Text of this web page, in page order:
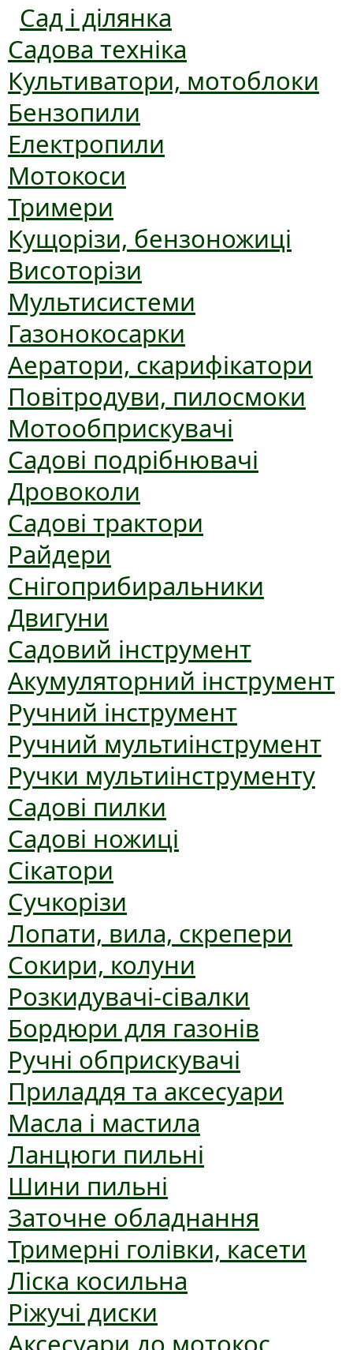
Сад і ділянка
Садова техніка
Культиватори, мотоблоки
Бензопили
Електропили
Мотокоси
Тримери
Кущорізи, бензоножиці
Висоторізи
Мультисистеми
Газонокосарки
Аератори, скарифікатори
Повітродуви, пилосмоки
Мотообприскувачі
Садові подрібнювачі
Дровоколи
Садові трактори
Райдери
Снігоприбиральники
Двигуни
Садовий інструмент
Акумуляторний інструмент
Ручний інструмент
Ручний мультиінструмент
Ручки мультиінструменту
Садові пилки
Садові ножиці
Сікатори
Сучкорізи
Лопати, вила, скрепери
Сокири, колуни
Розкидувачі-сівалки
Бордюри для газонів
Ручні обприскувачі
Приладдя та аксесуари
Масла і мастила
Ланцюги пильні
Шини пильні
Заточне обладнання
Тримерні голівки, касети
Ліска косильна
Ріжучі диски